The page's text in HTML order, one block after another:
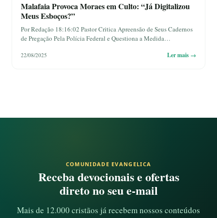
Malafaia Provoca Moraes em Culto: “Já Digitalizou
Meus Esboços?”
Por Redação 18:16:02 Pastor Critica Apreensão de Seus Cadernos
de Pregação Pela Polícia Federal e Questiona a Medida…
22/08/2025 Ler mais →
COMUNIDADE EVANGELICA
Receba devocionais e ofertas
direto no seu e-mail
Mais de 12.000 cristãos já recebem nossos conteúdos